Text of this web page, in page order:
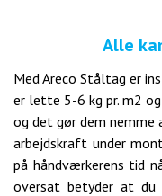
Alle
Med Areco Ståltag er
er lette 5-6 kg pr. m2
og det gør dem nemme
arbejdskraft under
på håndværkerens tid
oversat betyder at du